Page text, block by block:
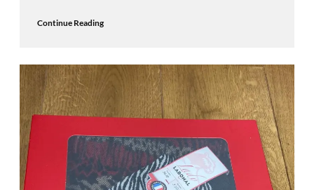
Continue Reading